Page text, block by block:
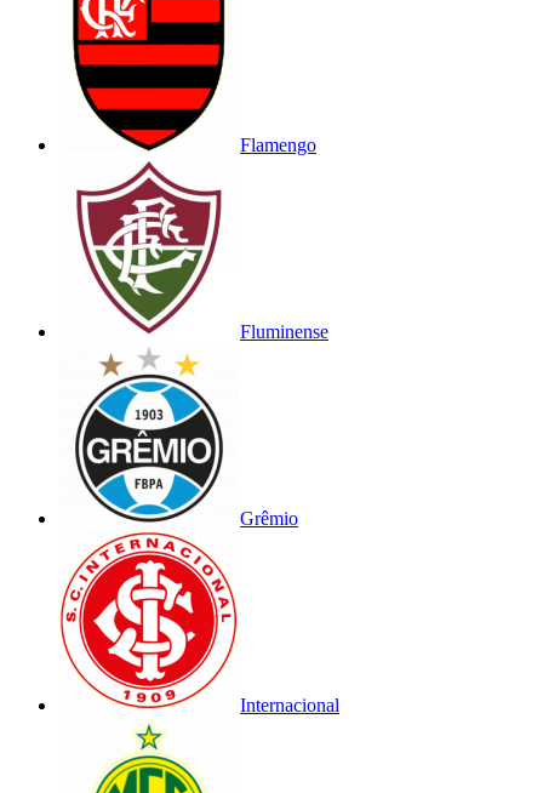
Flamengo
Fluminense
Grêmio
Internacional